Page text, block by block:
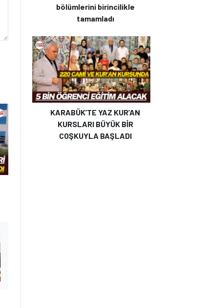
bölümlerini birincilikle
tamamladı
KARABÜK’TE YAZ KUR’AN
KURSLARI BÜYÜK BİR
COŞKUYLA BAŞLADI